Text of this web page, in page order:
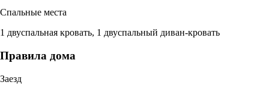
Спальные места
1 двуспальная кровать, 1 двуспальный диван-кровать
Правила дома
Заезд